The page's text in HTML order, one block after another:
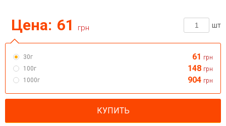
Цена: 61 грн шт
30г 61 грн
100г
148 грн
1000г
904 грн
КУПИТЬ